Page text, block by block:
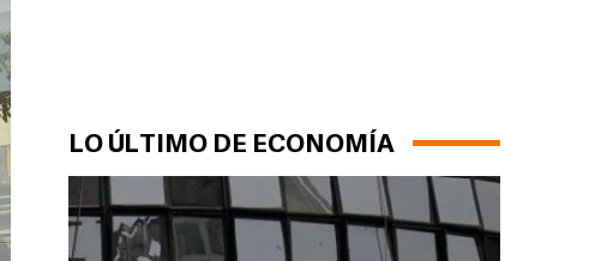
LO ÚLTIMO DE ECONOMÍA